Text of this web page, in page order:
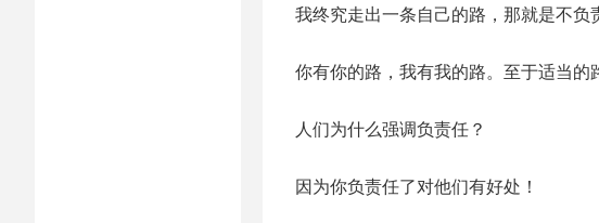
我终究走出一条自己的路，那就是不负
你有你的路，我有我的路。至于适当的
人们为什么强调负责任？
因为你负责任了对他们有好处！